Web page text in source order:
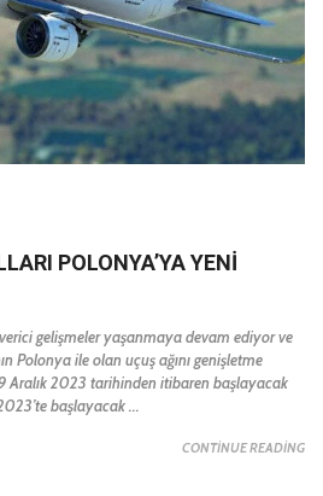
POLONYA’YA YENI
gelişmeler yaşanmaya devam ediyor ve
Polonya ile olan uçuş ağını genişletme
Aralık 2023 tarihinden itibaren başlayacak
başlayacak ...
CONTINUE READING